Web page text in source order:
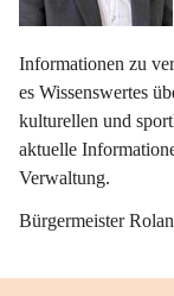
Informationen zu
es Wissenswertes
kulturellen und
aktuelle
Verwaltung.
Bürgermeister